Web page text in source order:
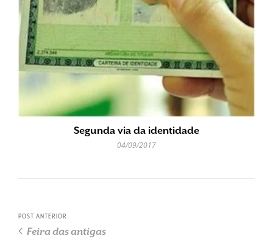
Segunda via da identidade
04/09/2017
POST ANTERIOR
Feira das antigas